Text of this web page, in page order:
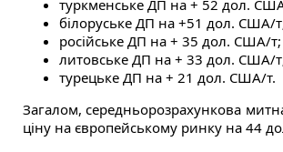
туркменське ДП на + 52 дол.
білоруське ДП на +51 дол. США/
російське ДП на + 35 дол. США/т;
литовське ДП на + 33 дол. США/
турецьке ДП на + 21 дол. США/т.
Загалом, середньорозрахункова
ціну на європейському ринку на 44